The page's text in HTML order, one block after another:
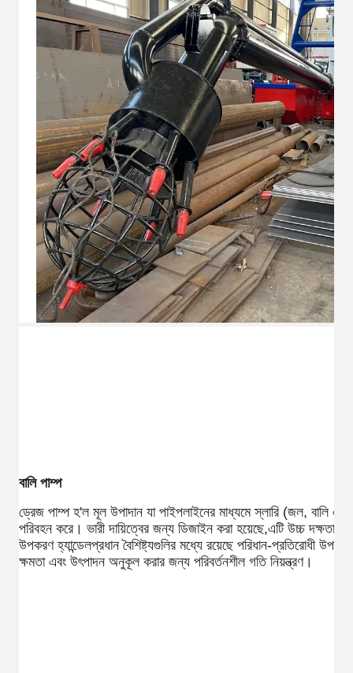
বালি পাম্প
ড্রেজ পাম্প হ'ল মূল উপাদান যা পাইপলাইনের মাধ্যমে স্লারি (জল, বালি এবং
পরিবহন করে। ভারী দায়িত্বের জন্য ডিজাইন করা হয়েছে,এটি উচ্চ
উপকরণ হ্যান্ডেলপ্রধান বৈশিষ্ট্যগুলির মধ্যে রয়েছে পরিধান-প্রতিরোধী
ক্ষমতা এবং উৎপাদন অনুকূল করার জন্য পরিবর্তনশীল গতি নিয়ন্ত্রণ।